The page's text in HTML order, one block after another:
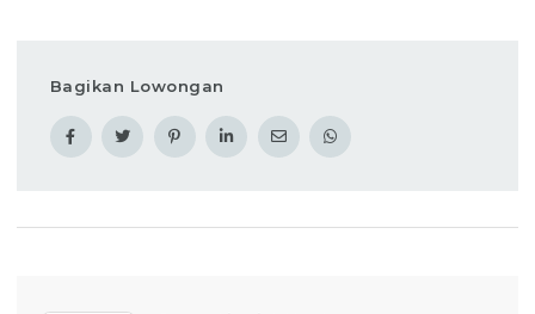
Bagikan Lowongan